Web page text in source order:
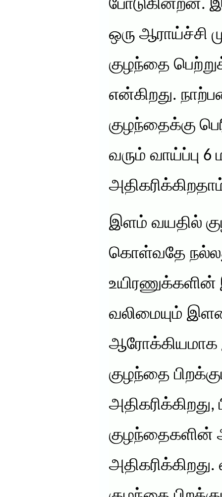
போடுகின்றன.
ஒரு ஆராய்ச்சி
குழந்தை
என்கிறது.
குழந்தைக்கு
வரும் வாய்ப்பு 6
இளம் வயதில்
கொள்வதே
வலிமையும்
ஆரோக்கியமாக
குழந்தை
அதிகரிக்கிறது,
குழந்தைகளின்